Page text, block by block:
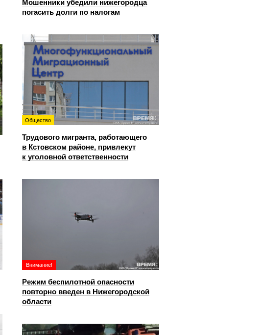
Мошенники убедили нижегородца
погасить долги по налогам
Общество
Трудового мигранта, работающего
в Кстовском районе, привлекут
к уголовной ответственности
Внимание!
Режим беспилотной опасности
повторно введен в Нижегородской
области